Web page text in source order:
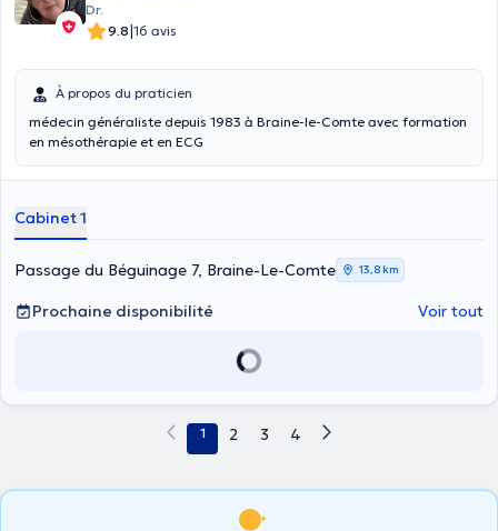
Dr.
9.8|16 avis
À propos du praticien
médecin généraliste depuis 1983 à Braine-le-Comte avec formation
en mésothérapie et en ECG
Cabinet 1
Passage du Béguinage 7, Braine-Le-Comte 13,8 km
Prochaine disponibilité Voir tout
1 2 3 4